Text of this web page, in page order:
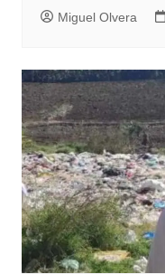
Miguel Olvera